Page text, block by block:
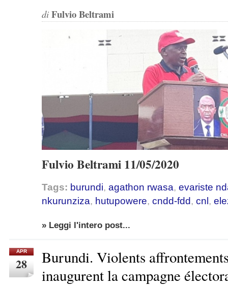
di Fulvio Beltrami
Fulvio Beltrami 11/05/2020
Tags: burundi, agathon rwasa, evariste
nkurunziza, hutupowere, cndd-fdd, cnl ,
» Leggi l'intero post...
APR
28
Burundi. Violents
inaugurent la campagne